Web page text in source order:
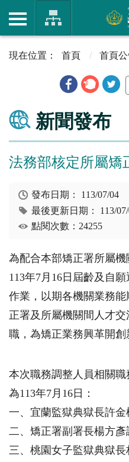
首頁 首頁
新聞發布
法務部核定所屬矯
發布日期： 113/07/04
最後更新日期： 113/
點閱次數：24255
為配合本部矯正署所屬
113年7月16日屆齡及自
作業，以期各機關業務
正署及所屬機關間人才
職，為矯正業務興革開創
本次職務調整人員相關
為113年7月16日：
一、宜蘭監獄典獄長許金
二、矯正署副署長楊方彥
三、桃園女子監獄典獄長